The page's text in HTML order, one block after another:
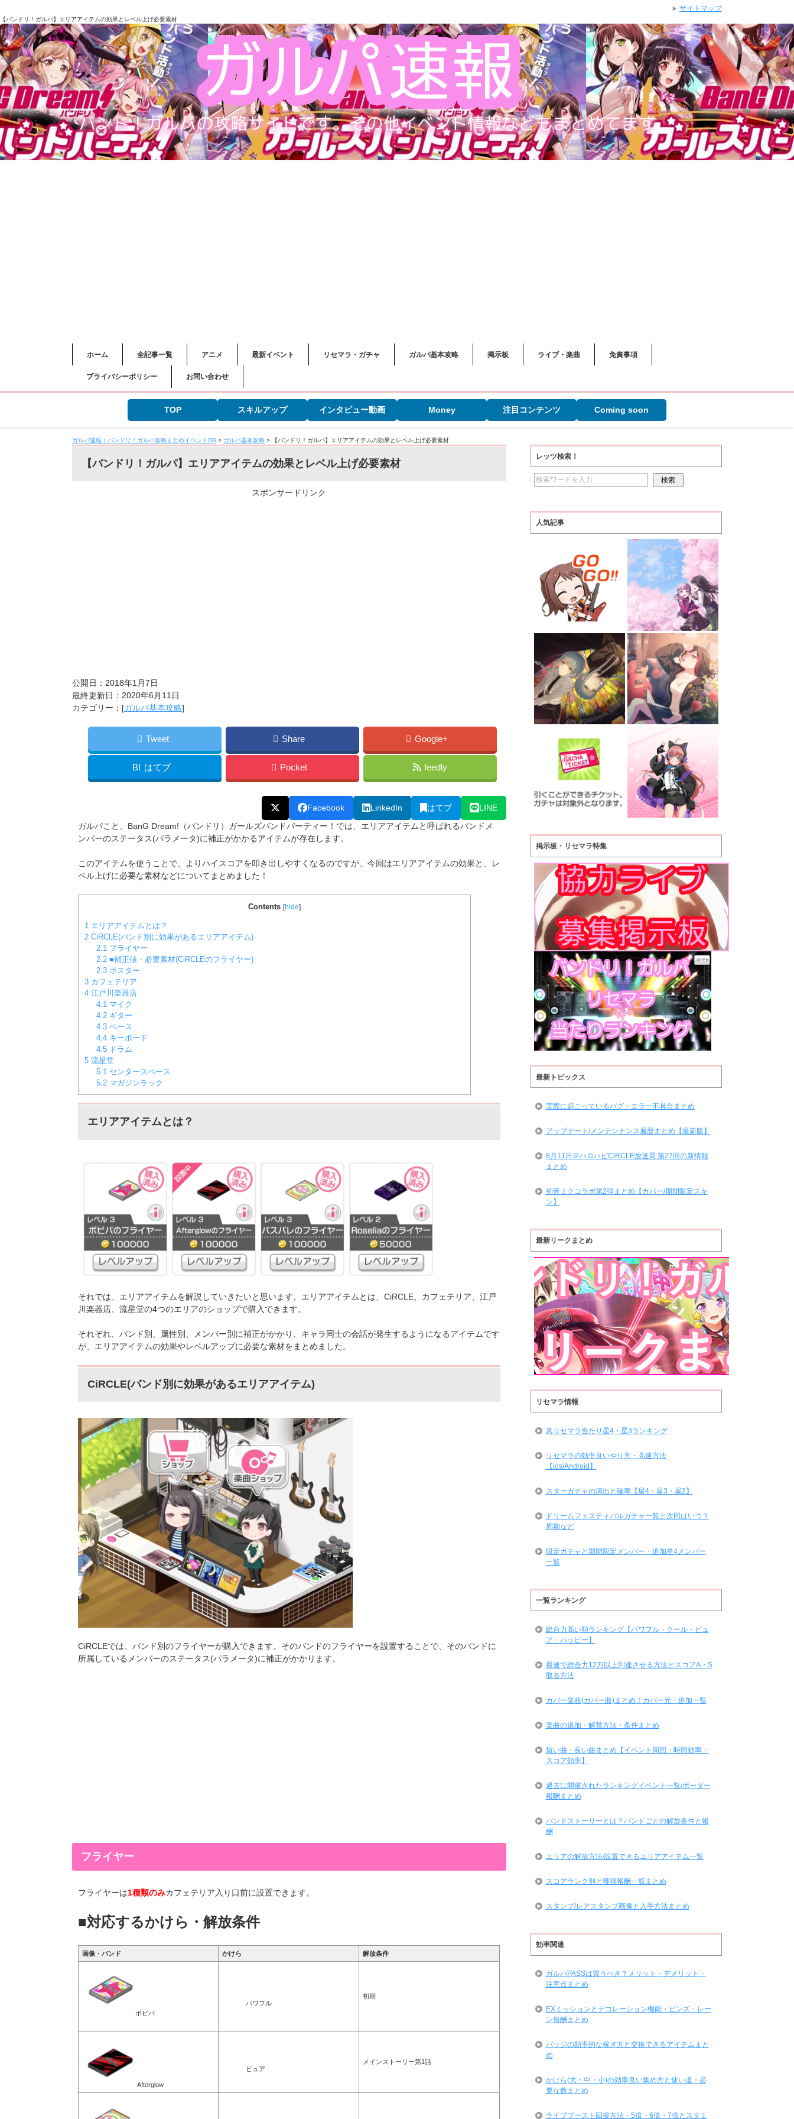
【バンドリ！ガルパ】エリアアイテムの効果とレベル上げ必要素材
ホーム 全記事一覧 アニメ 最新イベント リセマラ・ガチャ ガルパ基本攻略 掲示板 ライブ・楽曲 免責事項
プライバシーポリシー お問い合わせ
TOP スキルアップ インタビュー動画 Money 注目コンテンツ Coming soon
ガルパ速報｜バンドリ！ガルパ攻略まとめイベントDB > ガルパ基本攻略 > 【バンドリ！ガルパ】エリアアイテムの効果とレベル上げ必要素材
【バンドリ！ガルパ】エリアアイテムの効果とレベル上げ必要素材
スポンサードリンク
公開日：2018年1月7日
最終更新日：2020年6月11日
カテゴリー：[ガルパ基本攻略]
Tweet Share Google+
B! はてブ Pocket feedly
Facebook LinkedIn はてブ
LINE
ガルパこと、BanG Dream!（バンドリ）ガールズバンドパーティー！では、エリアアイテムと呼ばれるバンドメ
ンバーのステータス(パラメータ)に補正がかかるアイテムが存在します。
このアイテムを使うことで、よりハイスコアを叩き出しやすくなるのですが、今回はエリアアイテムの効果と、レ
ベル上げに必要な素材などについてまとめました！
Contents [hide]
1 エリアアイテムとは？
2 CiRCLE(バンド別に効果があるエリアアイテム)
2.1フライヤー
2.2■補正値・必要素材(CiRCLEのフライヤー)
2.3ポスター
3 カフェテリア
4 江戸川楽器店
4.1マイク
4.2ギター
4.3ベース
4.4キーボード
4.5ドラム
5 流星堂
5.1センタースペース
5.2マガジンラック
エリアアイテムとは？
それでは、エリアアイテムを解説していきたいと思います。エリアアイテムとは、CiRCLE、カフェテリア、江戸
川楽器店、流星堂の4つのエリアのショップで購入できます。
それぞれ、バンド別、属性別、メンバー別に補正がかかり、キャラ同士の会話が発生するようになるアイテムです
が、エリアアイテムの効果やレベルアップに必要な素材をまとめました。
CiRCLE(バンド別に効果があるエリアアイテム)
CiRCLEでは、バンド別のフライヤーが購入できます。そのバンドのフライヤーを設置することで、そのバンドに
所属しているメンバーのステータス(パラメータ)に補正がかかります。
フライヤー
フライヤーは1種類のみカフェテリア入り口前に設置できます。
■対応するかけら・解放条件
画像・バンド かけら 解放条件
ポピパ
パワフル
初期
Afterglow
ピュア
メインストーリー第1話
レッツ検索！
人気記事
掲示板・リセマラ特集
最新トピックス
実際に起こっているバグ・エラー不具合まとめ
アップデート/メンテンナンス履歴まとめ【最新版】
8月11日＠ハロハピCiRCLE放送局 第27回の新情報
まとめ
初音ミクコラボ第2弾まとめ【カバー/期間限定スキ
ン】
最新リークまとめ
リセマラ情報
真リセマラ当たり星4・星3ランキング
リセマラの効率良いやり方・高速方法
【ios/Android】
スターガチャの演出と確率【星4・星3・星2】
ドリームフェスティバルガチャ一覧と次回はいつ？
周期など
限定ガチャと期間限定メンバー・追加星4メンバー
一覧
一覧ランキング
総合力高い順ランキング【パワフル・クール・ピュ
ア・ハッピー】
最速で総合力12万以上到達させる方法とスコアA・S
取る方法
カバー楽曲(カバー曲)まとめ！カバー元・追加一覧
楽曲の追加・解禁方法・条件まとめ
短い曲・長い曲まとめ【イベント周回・時間効率・
スコア効率】
過去に開催されたランキングイベント一覧/ボーダー
報酬まとめ
バンドストーリーとは？バンドごとの解放条件と報
酬
エリアの解放方法/設置できるエリアアイテム一覧
スコアランク別と獲得報酬一覧まとめ
スタンプ/レアスタンプ画像と入手方法まとめ
効率関連
ガルパPASSは買うべき？メリット・デメリット・
注意点まとめ
EXミッションとデコレーション機能・ピンズ・レー
ン報酬まとめ
バッジの効率的な稼ぎ方と交換できるアイテムまと
め
かけら(大・中・小)の効率良い集め方と使い道・必
要な数まとめ
ライブブースト回復方法・5倍・6倍・7倍とスタミ
サイトマップ